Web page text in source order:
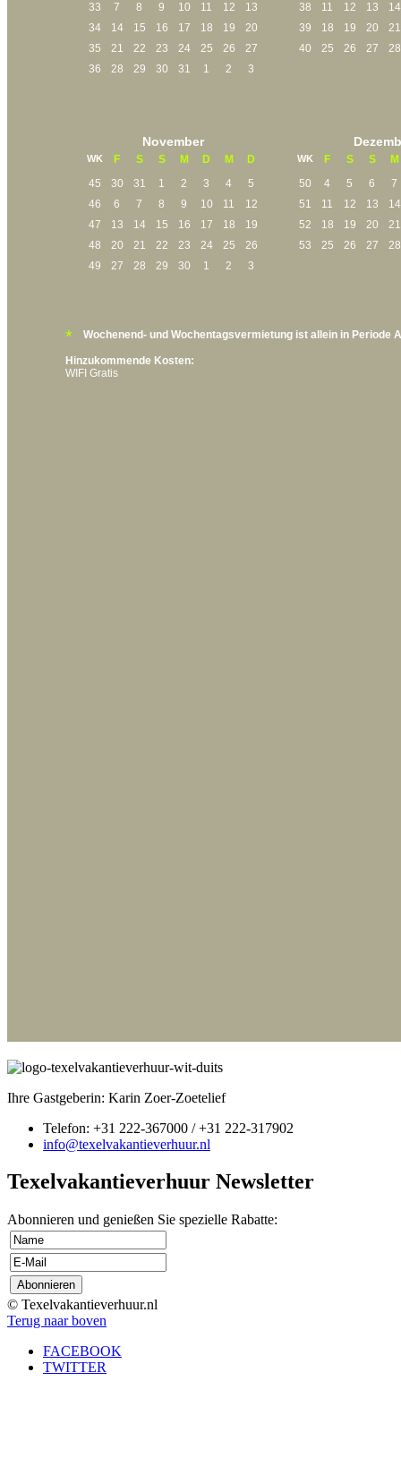
Ihre Gastgeberin: Karin Zoer-Zoetelief
Telefon: +31 222-367000 / +31 222-317902
info@texelvakantieverhuur.nl
Texelvakantieverhuur Newsletter
Abonnieren und genießen Sie spezielle Rabatte:
© Texelvakantieverhuur.nl
Terug naar boven
FACEBOOK
TWITTER